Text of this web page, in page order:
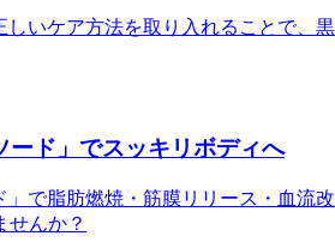
いケア方法を取り入れることで、
ード」でスッキリボディへ
で脂肪燃焼・筋膜リリース・血流
せんか？